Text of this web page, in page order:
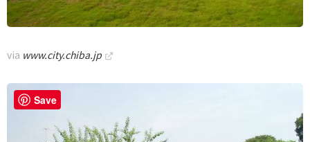
via www.city.chiba.jp
Save